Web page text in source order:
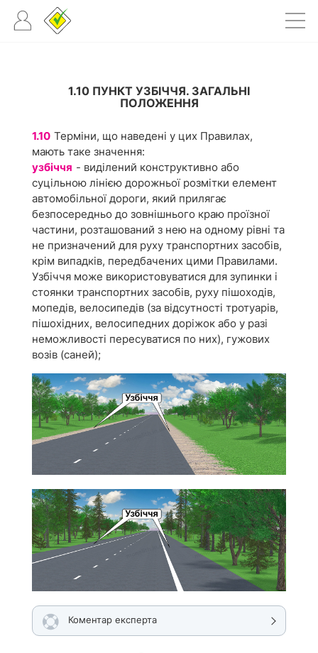
1.10 ПУНКТ УЗБІЧЧЯ. ЗАГАЛЬНІ
ПОЛОЖЕННЯ
1.10 Терміни, що наведені у цих Правилах,
мають таке значення:
узбіччя - виділений конструктивно або
суцільною лінією дорожньої розмітки елемент
автомобільної дороги, який прилягає
безпосередньо до зовнішнього краю проїзної
частини, розташований з нею на одному рівні та
не призначений для руху транспортних засобів,
крім випадків, передбачених цими Правилами.
Узбіччя може використовуватися для зупинки і
стоянки транспортних засобів, руху пішоходів,
мопедів, велосипедів (за відсутності тротуарів,
пішохідних, велосипедних доріжок або у разі
неможливості пересуватися по них), гужових
возів (саней);
Коментар експерта